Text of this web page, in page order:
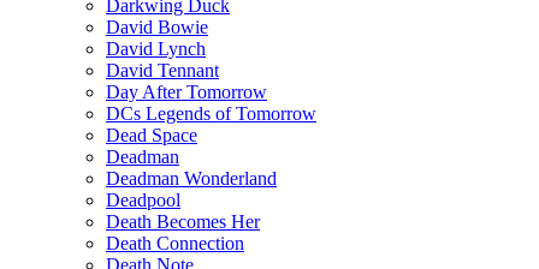
Darkwing Duck
David Bowie
David Lynch
David Tennant
Day After Tomorrow
DCs Legends of Tomorrow
Dead Space
Deadman
Deadman Wonderland
Deadpool
Death Becomes Her
Death Connection